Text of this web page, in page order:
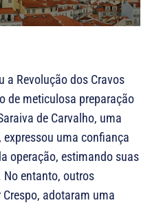
a Revolução dos Cravos
de meticulosa preparação
de Carvalho, uma
uma confiança
operação, estimando suas
No entanto, outros
adotaram uma